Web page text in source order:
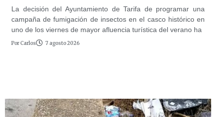
La decisión del Ayuntamiento de Tarifa de programar una
campaña de fumigación de insectos en el casco histórico en
uno de los viernes de mayor afluencia turística del verano ha
Por Carlos 7 agosto 2026